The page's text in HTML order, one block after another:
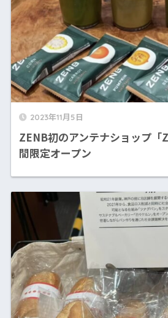
2023年11月5日
ZENB初のアンテナショップ「
間限定オープン